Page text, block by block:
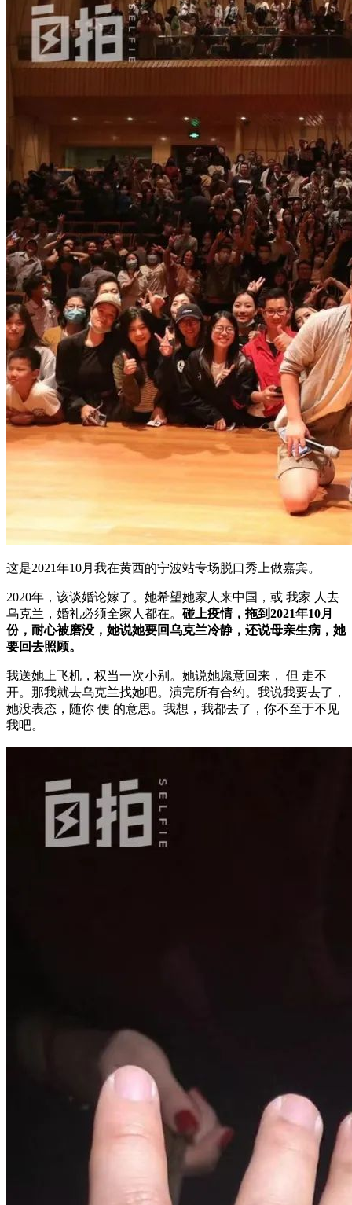
这是2021年10月我在黄西的宁波站专场脱口秀上做嘉宾。
2020年，该谈婚论嫁了。她希望她家人来中国，或 我家 人去
乌克兰，婚礼必须全家人都在。 碰上疫情，拖到2021年10月
份，耐心被磨没，她说她要回乌克兰冷静，还说母亲生病，她
要回去照顾。
我送她上飞机，权当一次小别。她说她愿意回来， 但 走不
开。那我就去乌克兰找她吧。演完所有合约。我说我要去了，
她没表态，随你 便 的意思。我想，我都去了，你不至于不见
我吧。